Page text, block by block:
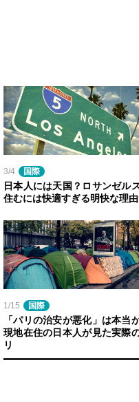
3/4 国際
日本人には天国？ロサンゼル
住むには快適すぎる明快な理由
1/15 国際
「パリの治安が悪化」は本当
現地在住の日本人が見た実際
リ